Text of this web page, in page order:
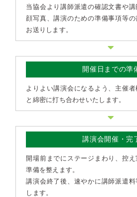
当協会より講師派遣の確認文書や講
顔写真、講演のための準備事項等
お送りします。
開催日までの準
よりよい講演会になるよう、主催
と綿密に打ち合わせいたします。
講演会開催・完
開場前までにステージまわり、控
準備を整えます。
講演会終了後、速やかに講師派遣料
します。